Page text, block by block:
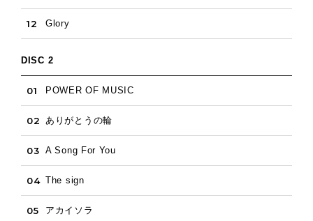
12 Glory
DISC 2
01 POWER OF MUSIC
02 ありがとうの輪
03 A Song For You
04 The sign
05 アカイソラ